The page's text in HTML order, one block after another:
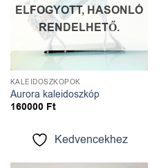
ELFOGYOTT, HASONLÓ
RENDELHETŐ.
KALEIDOSZKÓPOK
Aurora kaleidoszkóp
160000 Ft
Kedvencekhez